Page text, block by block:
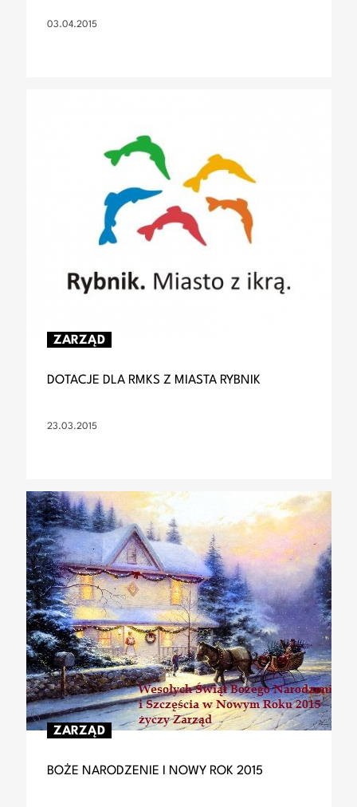
03.04.2015
ZARZĄD
DOTACJE DLA RMKS Z MIASTA RYBNIK
23.03.2015
ZARZĄD
BOŻE NARODZENIE I NOWY ROK 2015